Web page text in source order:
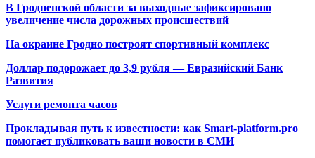
В Гродненской области за выходные зафиксировано
увеличение числа дорожных происшествий
На окраине Гродно построят спортивный комплекс
Доллар подорожает до 3,9 рубля — Евразийский Банк
Развития
Услуги ремонта часов
Прокладывая путь к известности: как Smart-platform.pro
помогает публиковать ваши новости в СМИ